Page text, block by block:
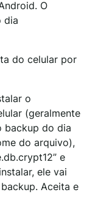
O
dia
do celular por
o
(geralmente
backup do dia
do arquivo),
e
ele vai
Aceita e